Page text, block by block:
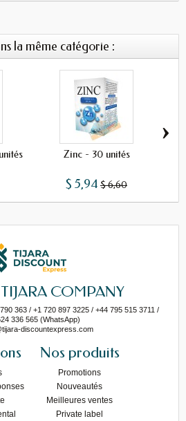
la même catégorie :
Zinc - 30 unités
$ 5,94 $ 6,60
›
COMPANY
363 / +1 720 897 3225 / +44 795 515 3711 /
336 565 (WhatsApp)
discountexpress.com
Nos produits
Promotions
Nouveautés
Meilleures ventes
Private label